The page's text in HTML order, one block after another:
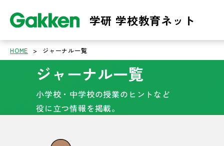
学研 学校教育ネット
HOME > ジャーナル一覧
ジャーナル一覧
小学校・中学校の授業のヒントなど
役に立つ情報を掲載。